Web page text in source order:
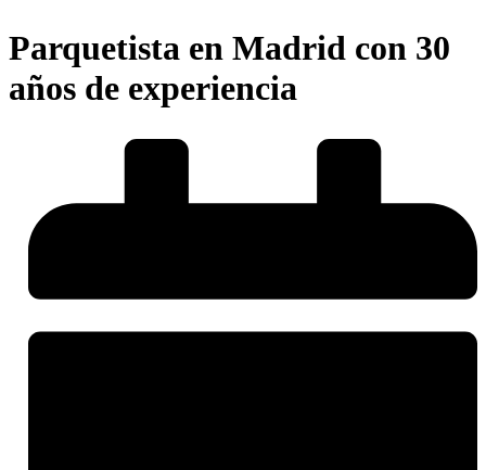
Parquetista en Madrid con 30
años de experiencia